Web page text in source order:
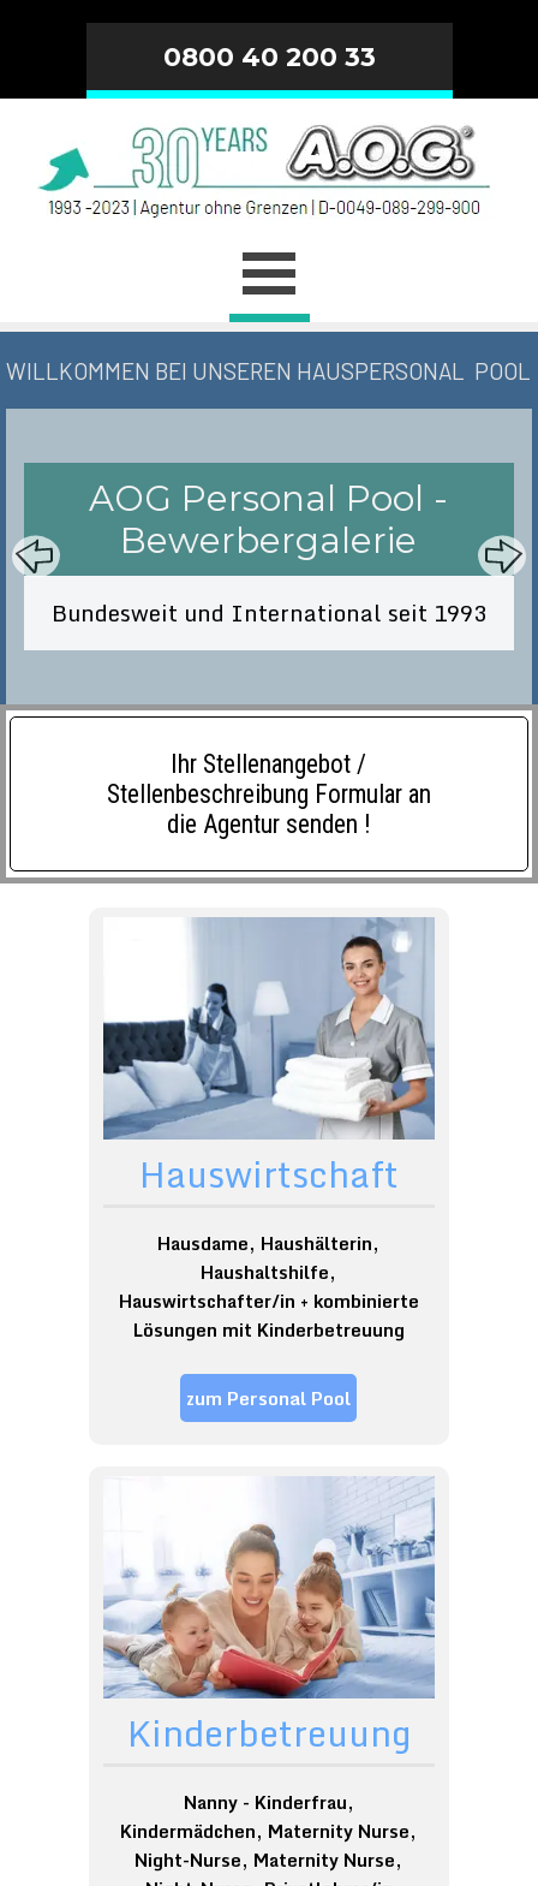
0800 40 200 33
Diskretion !
Alle Bewerbungen sind Fachkräfte oder mit
langjährigen Referenzen aus dem
gehobenen Privathaushalt und bereits
Ihr Stellenangebot /
Stellenbeschreibung Formular an
die Agentur senden !
Hauswirtschaft
Hausdame, Haushälterin,
Haushaltshilfe,
Hauswirtschafter/in + kombinierte
Lösungen mit Kinderbetreuung
zum Personal Pool
Kinderbetreuung
Nanny - Kinderfrau,
Kindermädchen, Maternity Nurse,
Night-Nurse, Maternity Nurse,